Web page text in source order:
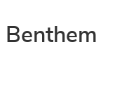
Benthem